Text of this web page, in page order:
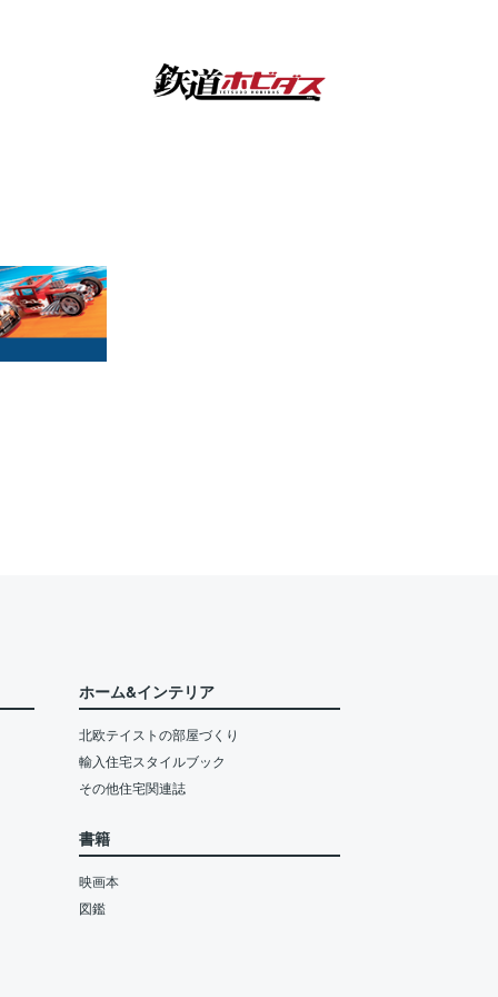
ホーム&インテリア
北欧テイストの部屋づくり
輸入住宅スタイルブック
その他住宅関連誌
書籍
映画本
図鑑